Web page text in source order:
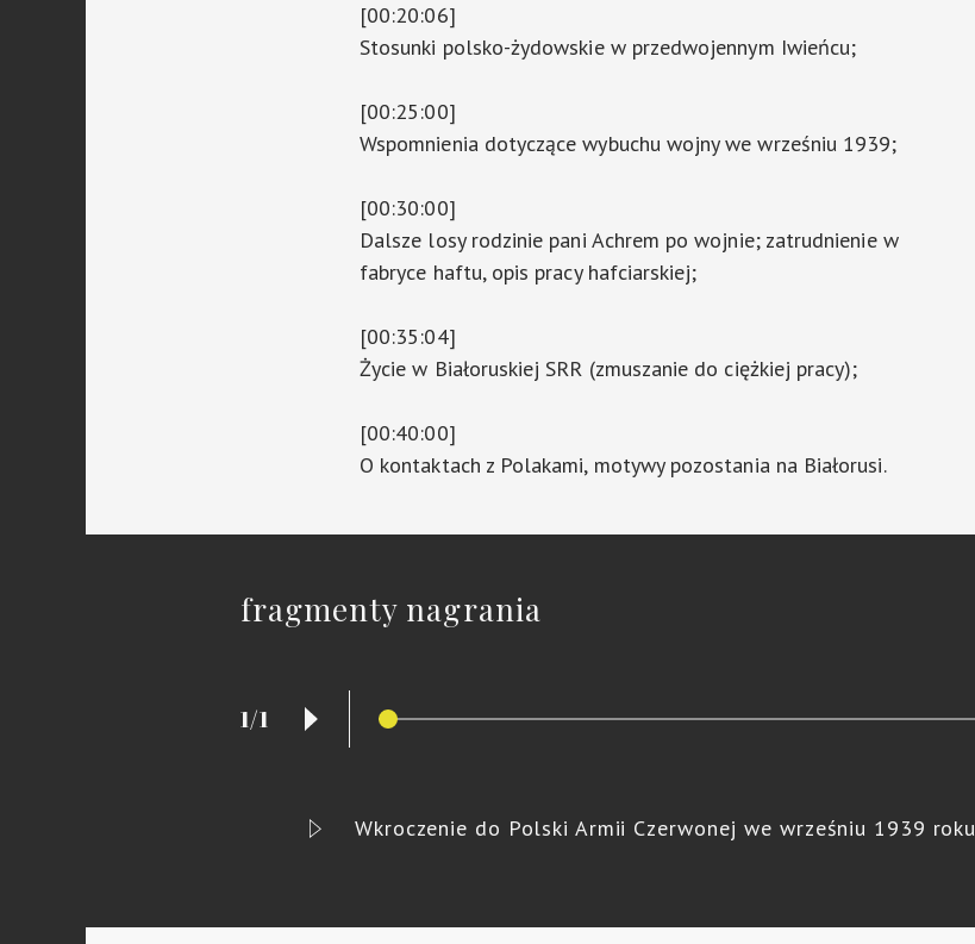
[00:20:06]
Stosunki polsko-żydowskie w przedwojennym Iwieńcu;
[00:25:00]
Wspomnienia dotyczące wybuchu wojny we wrześniu 1939;
[00:30:00]
Dalsze losy rodzinie pani Achrem po wojnie; zatrudnienie w
fabryce haftu, opis pracy hafciarskiej;
[00:35:04]
Życie w Białoruskiej SRR (zmuszanie do ciężkiej pracy);
[00:40:00]
O kontaktach z Polakami, motywy pozostania na Białorusi.
fragmenty nagrania
1/1
Wkroczenie do Polski Armii Czerwonej we wrześniu 1939 roku